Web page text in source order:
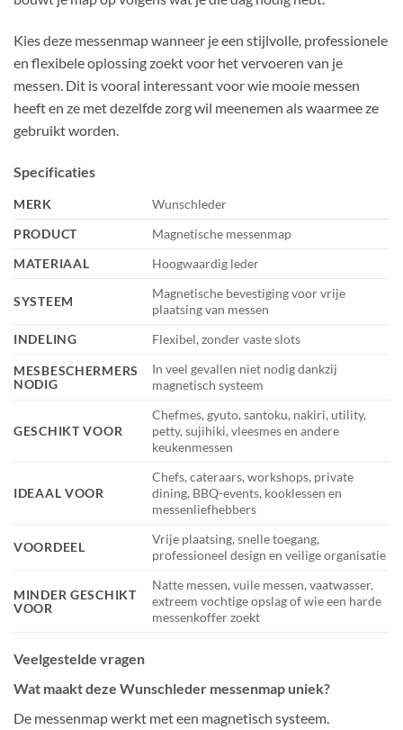
Kies deze messenmap wanneer je een stijlvolle, professionele
en flexibele oplossing zoekt voor het vervoeren van je
messen. Dit is vooral interessant voor wie mooie messen
heeft en ze met dezelfde zorg wil meenemen als waarmee ze
gebruikt worden.
Specificaties
MERK
Wunschleder
PRODUCT
Magnetische messenmap
MATERIAAL
Hoogwaardig leder
SYSTEEM
Magnetische bevestiging voor vrije
plaatsing van messen
INDELING
Flexibel, zonder vaste slots
MESBESCHERMERS
NODIG
In veel gevallen niet nodig dankzij
magnetisch systeem
GESCHIKT VOOR
Chefmes, gyuto, santoku, nakiri, utility,
petty, sujihiki, vleesmes en andere
keukenmessen
IDEAAL VOOR
Chefs, cateraars, workshops, private
dining, BBQ-events, kooklessen en
messenliefhebbers
VOORDEEL
Vrije plaatsing, snelle toegang,
professioneel design en veilige organisatie
MINDER GESCHIKT
VOOR
Natte messen, vuile messen, vaatwasser,
extreem vochtige opslag of wie een harde
messenkoffer zoekt
Veelgestelde vragen
Wat maakt deze Wunschleder messenmap uniek?
De messenmap werkt met een magnetisch systeem.